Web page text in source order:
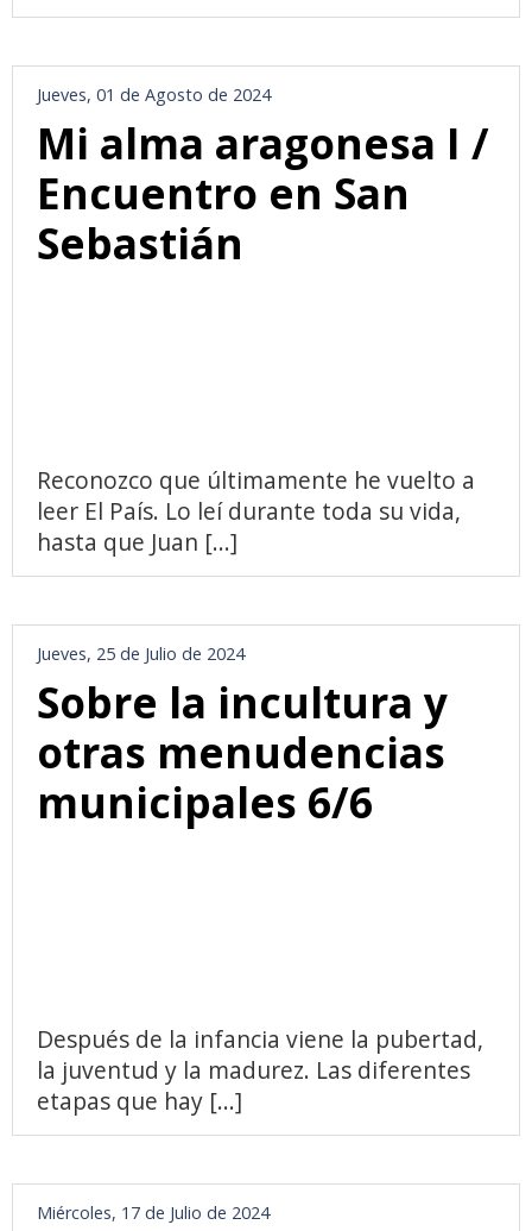
Jueves, 01 de Agosto de 2024
Mi alma aragonesa I /
Encuentro en San
Sebastián
Reconozco que últimamente he vuelto a
leer El País. Lo leí durante toda su vida,
hasta que Juan [...]
Jueves, 25 de Julio de 2024
Sobre la incultura y
otras menudencias
municipales 6/6
Después de la infancia viene la pubertad,
la juventud y la madurez. Las diferentes
etapas que hay [...]
Miércoles, 17 de Julio de 2024